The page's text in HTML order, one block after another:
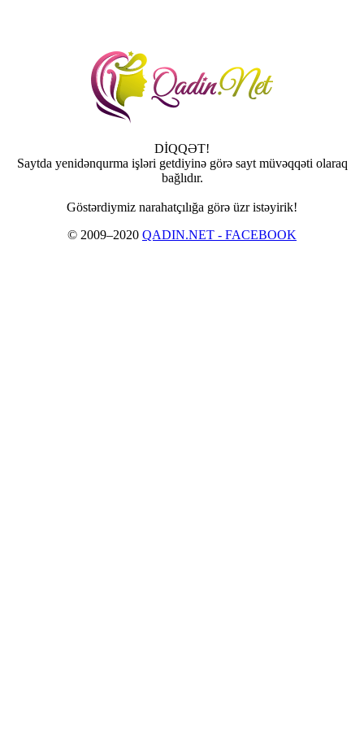
DİQQƏT!
Saytda yenidənqurma işləri getdiyinə görə sayt müvəqqəti olaraq
bağlıdır.
Göstərdiymiz narahatçılığa görə üzr istəyirik!
© 2009–2020 QADIN.NET - FACEBOOK